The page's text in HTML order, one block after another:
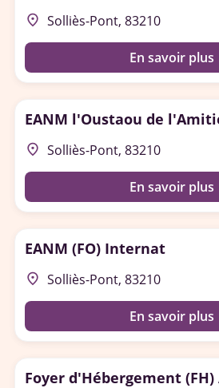
place Solliès-Pont, 83210
En savoir plus
EANM l'Oustaou de
place Solliès-Pont, 83210
En savoir plus
EANM (FO) Internat
place Solliès-Pont, 83210
En savoir plus
Foyer d'Hébergement